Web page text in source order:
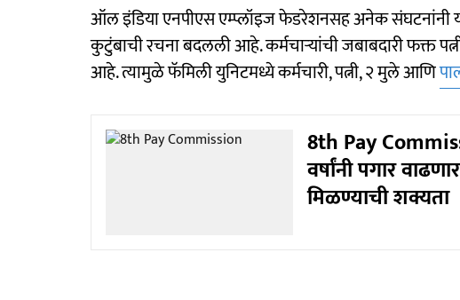
ऑल इंडिया एनपीएस एम्प्लॉइज फेडरेशनसह अनेक संघटनांनी
कुटुंबाची रचना बदलली आहे. कर्मचाऱ्यांची जबाबदारी फक्त
आहे. त्यामुळे फॅमिली युनिटमध्ये कर्मचारी, पत्नी, २ मुले आणि
8th Pay
वर्षांनी पगार
मिळण्याची शक्यता